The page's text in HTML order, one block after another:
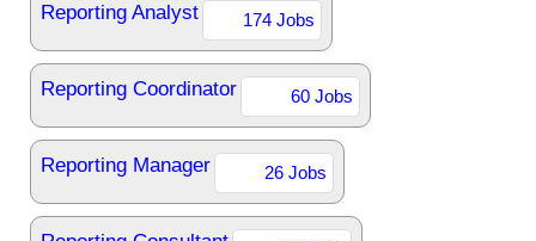
Reporting Analyst 174 Jobs
Reporting Coordinator 60 Jobs
Reporting Manager 26 Jobs